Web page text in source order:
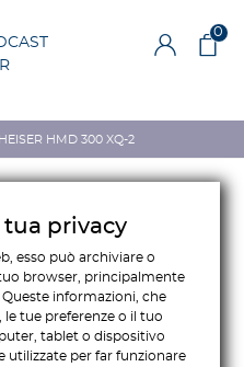
0
HMD 300 XQ-2
privacy
esso può archiviare o
browser, principalmente
informazioni, che
tue preferenze o il tuo
tablet o dispositivo
utilizzate per far funzionare